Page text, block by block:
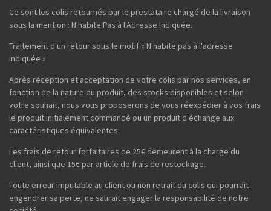
Ce sont les colis retournés par le prestataire chargé de la livraison
sous la mention : N'habite Pas à l'Adresse Indiquée.
Traitement d'un retour sous le motif « N'habite pas à l'adresse
indiquée »
Après réception et acceptation de votre colis par nos services, en
fonction de la nature du produit, des stocks disponibles et selon
votre souhait, nous vous proposerons de vous réexpédier à vos frais
le produit initialement commandé ou un produit d'échange aux
caractéristiques équivalentes.
Les frais de retour forfaitaires de 25€ demeurent à la charge du
client, ainsi que 15€ par article de frais de restockage.
Toute erreur imputable au client ou non retrait du colis qui pourrait
engendrer sa perte, ne saurait engager la responsabilité de notre